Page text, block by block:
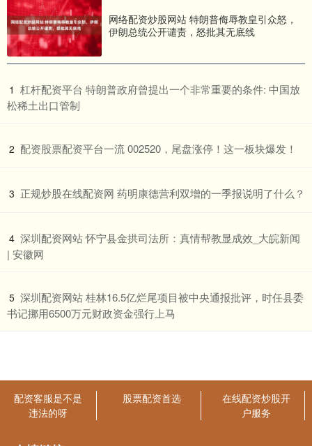
网络配资炒股网站 特朗普侮辱教皇引众怒，
伊朗总统公开谴责，怒批其无底线
1 ​杠杆配资平台 特朗普政府曾提出一个非常重要的条件: 中国放
松稀土出口管制
2 ​配资股票配资平台一流 002520，尾盘涨停！这一板块爆发！
3 ​正规炒股在线配资网 药明康德营利双增的一季报说明了什么？
4 ​深圳配资网站 怀宁县金拱司法所：真情帮教显成效_大皖新闻
| 安徽网
5 ​深圳配资网站 桂林16.5亿烂尾项目被中央通报批评，时任县委
书记挪用6500万元财政资金强行上马
配资客服是不是
违法的呀
股票配资首选
在线配资炒股开
户服务